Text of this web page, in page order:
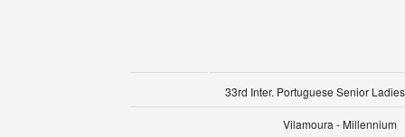
33rd Inter. Portuguese Senior
Vilamoura - Millennium